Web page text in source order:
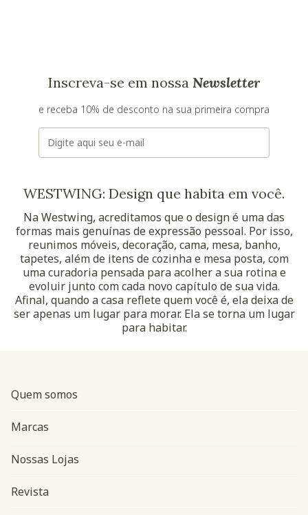
Inscreva-se em nossa Newsletter
e receba 10% de desconto na sua primeira compra
E-mail
WESTWING: Design que habita em você.
Na Westwing, acreditamos que o design é uma das
formas mais genuínas de expressão pessoal. Por isso,
reunimos móveis, decoração, cama, mesa, banho,
tapetes, além de itens de cozinha e mesa posta, com
uma curadoria pensada para acolher a sua rotina e
evoluir junto com cada novo capítulo de sua vida.
Afinal, quando a casa reflete quem você é, ela deixa de
ser apenas um lugar para morar. Ela se torna um lugar
para habitar.
Quem somos
Marcas
Nossas Lojas
Revista